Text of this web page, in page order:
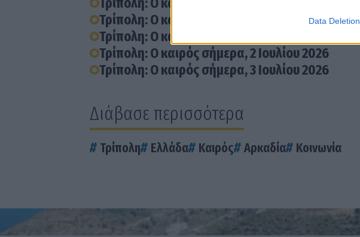
Data Deletion
Τρίπολη: Ο καιρός σήμερα, 29 Ιουνίου
Τρίπολη: Ο καιρός σήμερα, 28 Ιουνίου
Τρίπολη: Ο καιρός σήμερα, 2 Ιουλίου 2026
Τρίπολη: Ο καιρός σήμερα, 3 Ιουλίου 2026
Διάβασε περισσότερα
Τρίπολη Ελλάδα Καιρός Αρκαδία Κοινωνία